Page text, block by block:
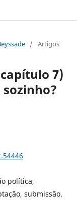
/ Artigos
7)
política,
submissão.